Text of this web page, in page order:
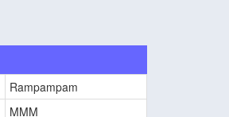
Rampampam
MMM